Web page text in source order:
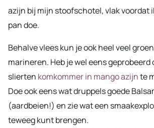
azijn bij mijn stoofschotel, vlak voordat
pan doe.
Behalve vlees kun je ook heel veel
marineren. Heb je wel eens geprobeerd
slierten komkommer in mango azijnte
Doe ook eens wat druppels goede
(aardbeien!) en zie wat een
teweeg kunt brengen.